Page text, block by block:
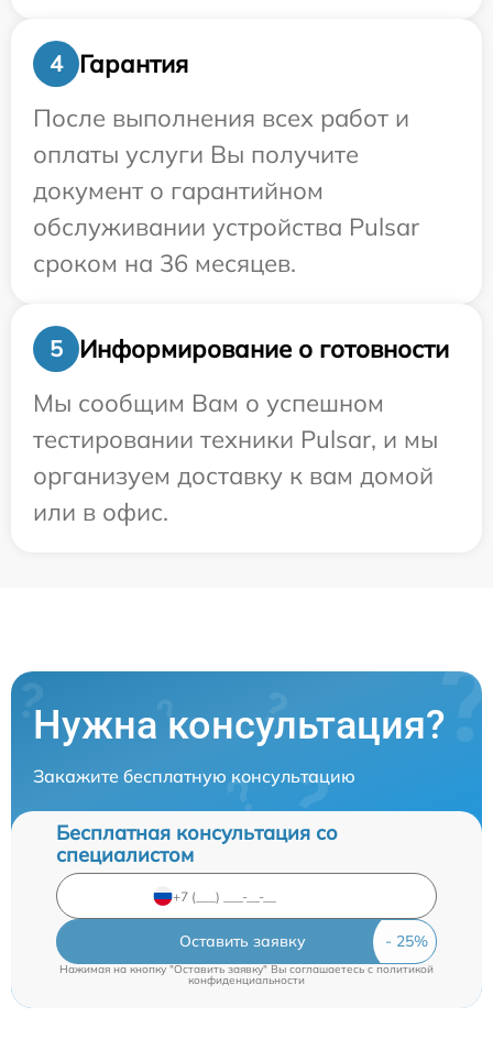
4
Гарантия
После выполнения всех работ и
оплаты услуги Вы получите
документ о гарантийном
обслуживании устройства Pulsar
сроком на 36 месяцев.
5
Информирование о готовности
Мы сообщим Вам о успешном
тестировании техники Pulsar, и мы
организуем доставку к вам домой
или в офис.
Нужна консультация?
Закажите бесплатную консультацию
Бесплатная консультация со
специалистом
Оставить заявку
Нажимая на кнопку "Оставить заявку" Вы соглашаетесь c политикой
конфиденциальности